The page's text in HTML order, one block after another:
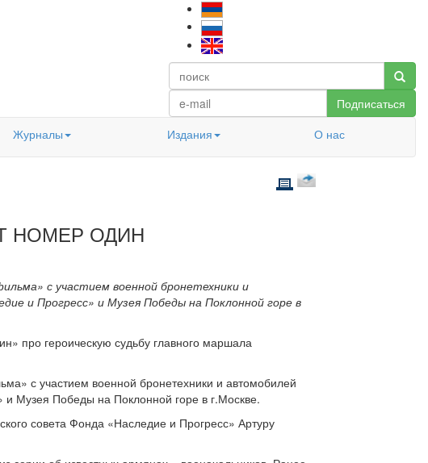
Подписаться
Журналы Издания О нас
НОМЕР ОДИН
с участием военной бронетехники и
и Прогресс» и Музея Победы на Поклонной горе в
про героическую судьбу главного маршала
с участием военной бронетехники и автомобилей
Музея Победы на Поклонной горе в г.Москве.
совета Фонда «Наследие и Прогресс» Артуру